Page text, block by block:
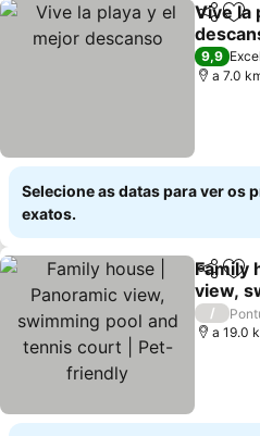
Partilhar
Vive la
Ver
9,9
a 7.0
Selecione as datas para ver os
exatos.
Partilhar
Family
view,
tennis
Ver
/
a 19.0